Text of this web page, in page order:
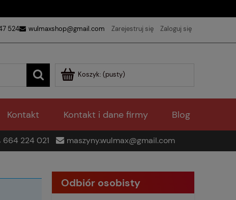
524 wulmaxshop@gmail.com Zarejestruj się Zaloguj się
Koszyk: (pusty)
Kontakt Kontakt i dane firmy Blog
664 224 021 maszyny.wulmax@gmail.com
Odbiór osobisty